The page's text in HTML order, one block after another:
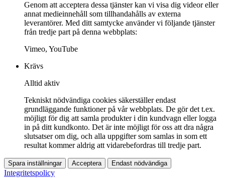
Genom att acceptera dessa tjänster kan vi visa dig videor eller
annat medieinnehåll som tillhandahålls av externa
leverantörer. Med ditt samtycke använder vi följande tjänster
från tredje part på denna webbplats:
Vimeo, YouTube
Krävs
Alltid aktiv
Tekniskt nödvändiga cookies säkerställer endast
grundläggande funktioner på vår webbplats. De gör det t.ex.
möjligt för dig att samla produkter i din kundvagn eller logga
in på ditt kundkonto. Det är inte möjligt för oss att dra några
slutsatser om dig, och alla uppgifter som samlas in som ett
resultat kommer aldrig att vidarebefordras till tredje part.
Spara inställningar Acceptera Endast nödvändiga
Integritetspolicy